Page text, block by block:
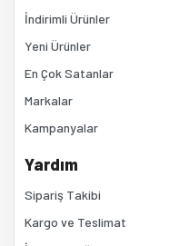
İndirimli Ürünler
Yeni Ürünler
En Çok Satanlar
Markalar
Kampanyalar
Yardım
Sipariş Takibi
Kargo ve Teslimat